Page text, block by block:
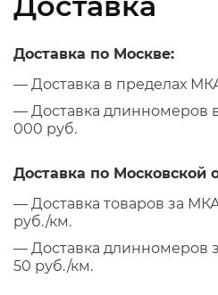
Доставка по Москве:
— Доставка в пределах
— Доставка длинномеров
000 руб.
Доставка по Московской
— Доставка товаров за
руб./км.
— Доставка длинномеров
50 руб./км.